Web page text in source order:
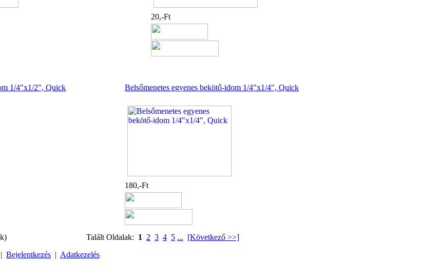
20,-Ft
1/4"x1/2", Quick Belsőmenetes egyenes bekötő-idom 1/4"x1/4", Quick
180,-Ft
Talált Oldalak: 1 2 3 4 5 ... [Következő >>]
| Bejelentkezés | Adatkezelés